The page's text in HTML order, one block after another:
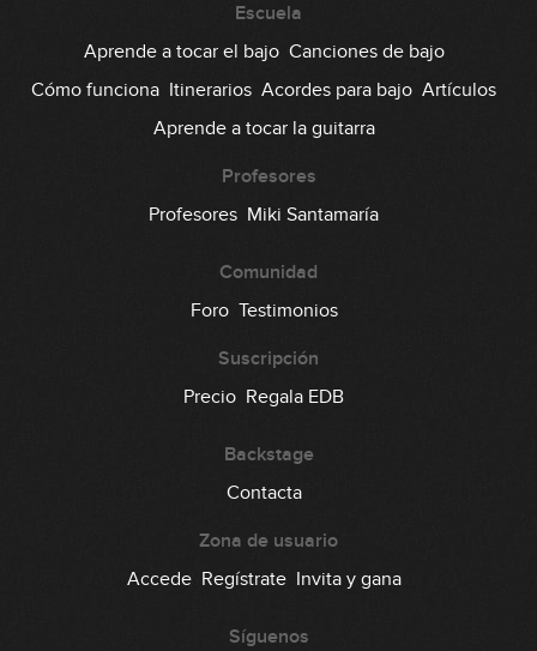
Escuela
Aprende a tocar el bajo Canciones de bajo
Cómo funciona Itinerarios Acordes para bajo Artículos
Aprende a tocar la guitarra
Profesores
Profesores Miki Santamaría
Comunidad
Foro Testimonios
Suscripción
Precio Regala EDB
Backstage
Contacta
Zona de usuario
Accede Regístrate Invita y gana
Síguenos